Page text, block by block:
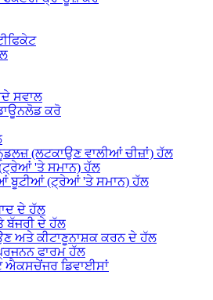
ਸਵਾਲ
ਕਰੋ
(ਲਟਕਾਉਣ ਵਾਲੀਆਂ ਚੀਜ਼ਾਂ) ਹੱਲ
'ਤੇ ਸਮਾਨ) ਹੱਲ
ਬੂਟੀਆਂ (ਟ੍ਰੇਆਂ 'ਤੇ ਸਮਾਨ) ਹੱਲ
ਦੇ ਹੱਲ
ਬੱਜਰੀ ਦੇ ਹੱਲ
ਅਤੇ ਕੀਟਾਣੂਨਾਸ਼ਕ ਕਰਨ ਦੇ ਹੱਲ
ਫਾਰਮ ਹੱਲ
ਐਕਸਚੇਂਜਰ ਡਿਵਾਈਸਾਂ